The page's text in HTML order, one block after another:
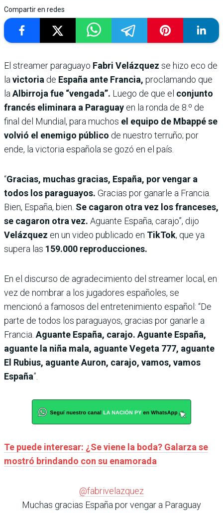
Compartir en redes
El streamer paraguayo Fabri Velázquez se hizo eco de
lavictoria de España ante Francia, proclamando que
laAlbirroja fue “vengada”. Luego de que el conjunto
francés eliminara a Paraguay en la ronda de 8.º de
final del Mundial, para muchos el equipo de Mbappé se
volvió el enemigo público de nuestro terruño; por
ende, la victoria española se gozó en el país.
“Gracias, muchas gracias, España, por vengar a
todos los paraguayos. Gracias por ganarle a Francia.
Bien, España, bien. Se cagaron otra vez los franceses,
se cagaron otra vez. Aguante España, carajo”, dijo
Velázquez en un video publicado en TikTok, que ya
supera las 159.000 reproducciones.
En el discurso de agradecimiento del streamer local, en
vez de nombrar a los jugadores españoles, se
mencionó a famosos del entretenimiento español: “De
parte de todos los paraguayos, gracias por ganarle a
Francia. Aguante España, carajo. Aguante España,
aguante la niña mala, aguante Vegeta 777, aguante
El Rubius, aguante Auron, carajo, vamos, vamos
España”.
Te puede interesar: ¿Se viene la boda? Galarza se
mostró brindando con su enamorada
@fabrivelazquez
Muchas gracias España por vengar a Paraguay